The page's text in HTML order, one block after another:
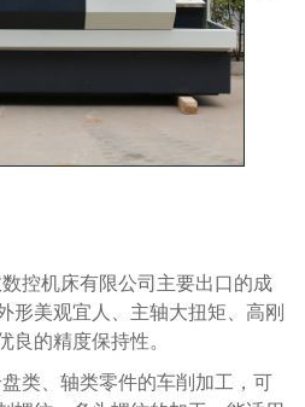
控机床有限公司主要出口的成
形美观宜人、主轴大扭矩、高刚
良的精度保持性。
类、轴类零件的车削加工，可